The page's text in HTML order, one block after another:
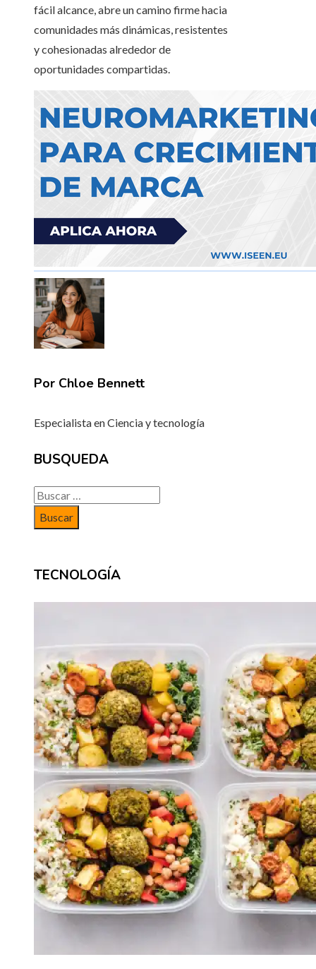
fácil alcance, abre un camino firme hacia
comunidades más dinámicas, resistentes
y cohesionadas alrededor de
oportunidades compartidas.
Por Chloe Bennett
Especialista en Ciencia y tecnología
BUSQUEDA
Buscar:
TECNOLOGÍA